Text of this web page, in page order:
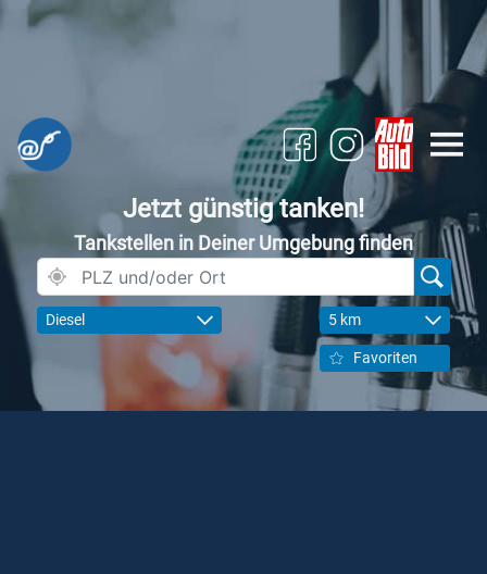
Jetzt günstig tanken!
Tankstellen in Deiner Umgebung finden
Diesel 5 km
Favoriten